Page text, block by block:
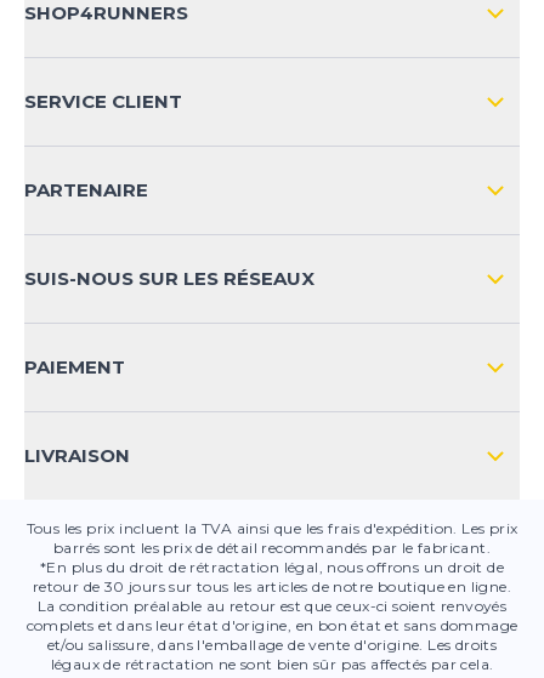
SHOP4RUNNERS
SERVICE CLIENT
CONTACT
SÉCURITÉ DES PRODUITS
PARTENAIRE
SUIS-NOUS SUR LES RÉSEAUX
PAIEMENT
LIVRAISON
Tous les prix incluent la TVA ainsi que les frais d'expédition. Les prix
barrés sont les prix de détail recommandés par le fabricant.
*En plus du droit de rétractation légal, nous offrons un droit de
retour de 30 jours sur tous les articles de notre boutique en ligne.
La condition préalable au retour est que ceux-ci soient renvoyés
complets et dans leur état d'origine, en bon état et sans dommage
et/ou salissure, dans l'emballage de vente d'origine. Les droits
légaux de rétractation ne sont bien sûr pas affectés par cela.